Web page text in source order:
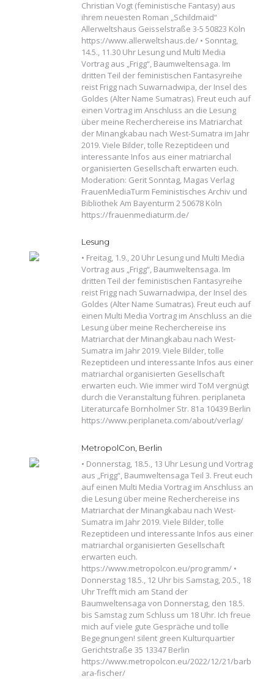
Christian Vogt (feministische Fantasy) aus
ihrem neuesten Roman „Schildmaid“
Allerweltshaus Geisselstraße 3-5 50823 Köln
https://www.allerweltshaus.de/ • Sonntag,
14.5., 11.30 Uhr Lesung und Multi Media
Vortrag aus „Frigg“, Baumweltensaga. Im
dritten Teil der feministischen Fantasyreihe
reist Frigg nach Suwarnadwipa, der Insel des
Goldes (Alter Name Sumatras). Freut euch auf
einen Vortrag im Anschluss an die Lesung
über meine Recherchereise ins Matriarchat
der Minangkabau nach West-Sumatra im Jahr
2019. Viele Bilder, tolle Rezeptideen und
interessante Infos aus einer matriarchal
organisierten Gesellschaft erwarten euch.
Moderation: Gerit Sonntag, Magas Verlag
FrauenMediaTurm Feministisches Archiv und
Bibliothek Am Bayenturm 2 50678 Köln
https://frauenmediaturm.de/
Lesung
• Freitag, 1.9., 20 Uhr Lesung und Multi Media
Vortrag aus „Frigg“, Baumweltensaga. Im
dritten Teil der feministischen Fantasyreihe
reist Frigg nach Suwarnadwipa, der Insel des
Goldes (Alter Name Sumatras). Freut euch auf
einen Multi Media Vortrag im Anschluss an die
Lesung über meine Recherchereise ins
Matriarchat der Minangkabau nach West-
Sumatra im Jahr 2019. Viele Bilder, tolle
Rezeptideen und interessante Infos aus einer
matriarchal organisierten Gesellschaft
erwarten euch. Wie immer wird ToM vergnügt
durch die Veranstaltung führen. periplaneta
Literaturcafe Bornholmer Str. 81a 10439 Berlin
https://www.periplaneta.com/about/verlag/
MetropolCon, Berlin
• Donnerstag, 18.5., 13 Uhr Lesung und Vortrag
aus „Frigg“, Baumweltensaga Teil 3. Freut euch
auf einen Multi Media Vortrag im Anschluss an
die Lesung über meine Recherchereise ins
Matriarchat der Minangkabau nach West-
Sumatra im Jahr 2019. Viele Bilder, tolle
Rezeptideen und interessante Infos aus einer
matriarchal organisierten Gesellschaft
erwarten euch.
https://www.metropolcon.eu/programm/ •
Donnerstag 18.5., 12 Uhr bis Samstag, 20.5., 18
Uhr Trefft mich am Stand der
Baumweltensaga von Donnerstag, den 18.5.
bis Samstag zum Schluss um 18 Uhr. Ich freue
mich auf viele gute Gespräche und tolle
Begegnungen! silent green Kulturquartier
Gerichtstraße 35 13347 Berlin
https://www.metropolcon.eu/2022/12/21/barb
ara-fischer/